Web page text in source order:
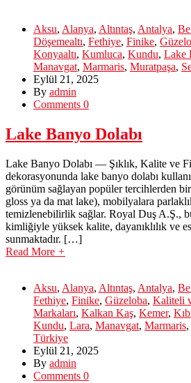
Aksu, Alanya, Altıntaş, Antalya,
Döşemealtı, Fethiye, Finike,
Konyaaltı, Kumluca, Kundu, Lake
Manavgat, Marmaris, Muratpaşa,
Eylül 21, 2025
By admin
Comments 0
Lake Banyo Dolabı
Lake Banyo Dolabı — Şıklık, Kalite ve
dekorasyonunda lake banyo dolabı
görünüm sağlayan popüler tercihlerden
gloss ya da mat lake), mobilyalara
temizlenebilirlik sağlar. Royal Duş A.Ş.,
kimliğiyle yüksek kalite, dayanıklılık ve
sunmaktadır. […]
Read More +
Aksu, Alanya, Altıntaş, Antalya,
Fethiye, Finike, Güzeloba, Kaliteli
Markaları, Kalkan Kaş, Kemer,
Kundu, Lara, Manavgat, Marmaris,
Türkiye
Eylül 21, 2025
By admin
Comments 0